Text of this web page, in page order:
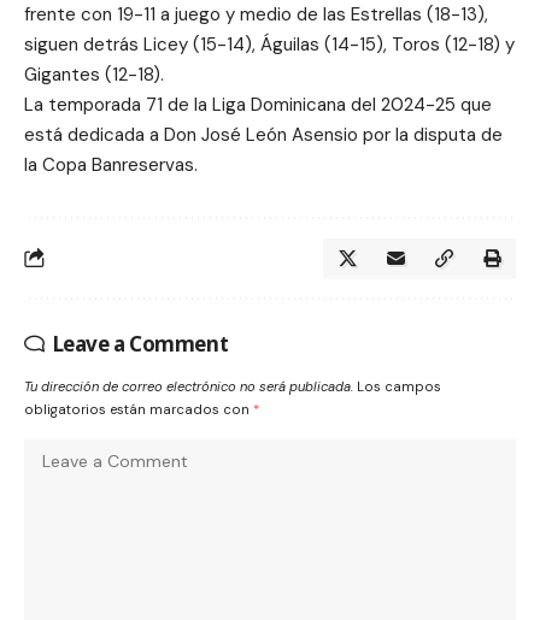
frente con 19-11 a juego y medio de las Estrellas (18-13),
siguen detrás Licey (15-14), Águilas (14-15), Toros (12-18) y
Gigantes (12-18).
La temporada 71 de la Liga Dominicana del 2024-25 que
está dedicada a Don José León Asensio por la disputa de
la Copa Banreservas.
Leave a Comment
Tu dirección de correo electrónico no será publicada. Los campos
obligatorios están marcados con *